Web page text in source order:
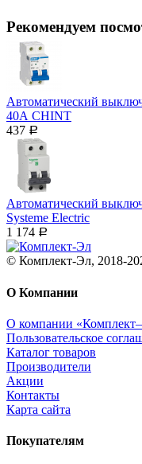
Рекомендуем
Автоматический
40А CHINT
437 Р
Автоматический
Systeme Electric
1 174 Р
© Комплект-Эл, 2018-
О Компании
О компании
Пользовательское
Каталог товаров
Производители
Акции
Контакты
Карта сайта
Покупателям